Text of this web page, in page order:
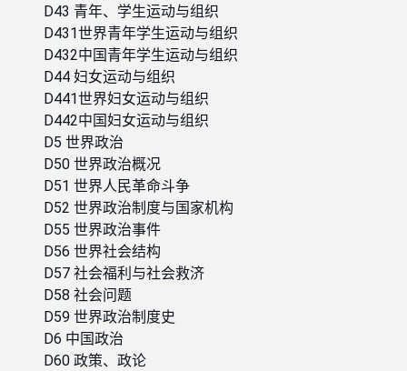
D43 青年、学生运动与组织
D431世界青年学生运动与组织
D432中国青年学生运动与组织
D44 妇女运动与组织
D441世界妇女运动与组织
D442中国妇女运动与组织
D5 世界政治
D50 世界政治概况
D51 世界人民革命斗争
D52 世界政治制度与国家机构
D55 世界政治事件
D56 世界社会结构
D57 社会福利与社会救济
D58 社会问题
D59 世界政治制度史
D6 中国政治
D60 政策、政论